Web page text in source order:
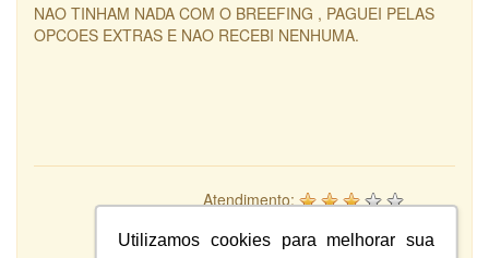
Utilizamos cookies para melhorar sua
NAO TINHAM NADA COM O BREEFING , PAGUEI PELAS
OPCOES EXTRAS E NAO RECEBI NENHUMA.
6
Atendimento:
Sistema: